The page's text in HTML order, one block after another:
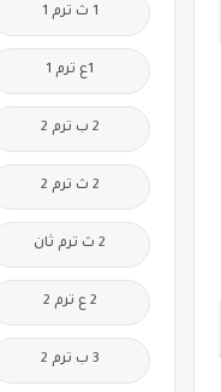
1 ث ترم 1
1ع ترم 1
2 ب ترم 2
2 ث ترم 2
2 ث ترم ثان
2 ع ترم 2
3 ب ترم 2